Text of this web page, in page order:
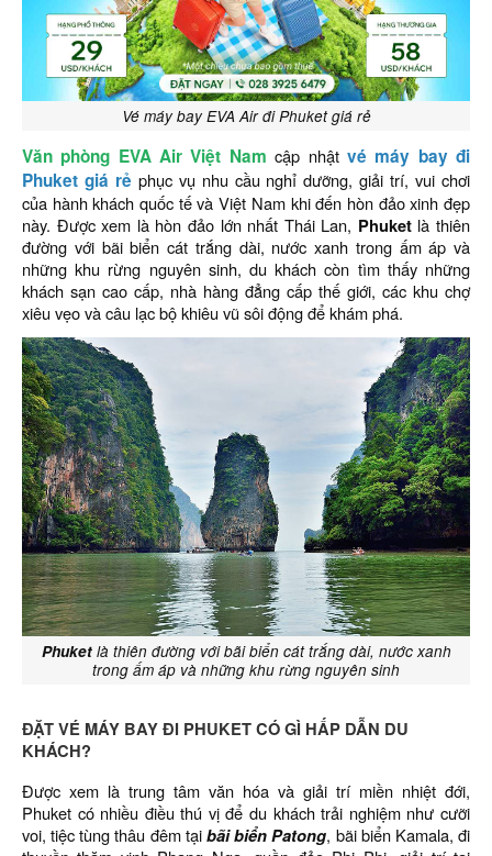
Vé máy bay EVA Air đi Phuket giá rẻ
Văn phòng EVA Air Việt Nam cập nhật vé máy bay đi
Phuket giá rẻ phục vụ nhu cầu nghỉ dưỡng, giải trí, vui chơi
của hành khách quốc tế và Việt Nam khi đến hòn đảo xinh đẹp
này. Được xem là hòn đảo lớn nhất Thái Lan, Phuketlà thiên
đường với bãi biển cát trắng dài, nước xanh trong ấm áp và
những khu rừng nguyên sinh, du khách còn tìm thấy những
khách sạn cao cấp, nhà hàng đẳng cấp thế giới, các khu chợ
xiêu vẹo và câu lạc bộ khiêu vũ sôi động để khám phá.
Phuketlà thiên đường với bãi biển cát trắng dài, nước xanh
trong ấm áp và những khu rừng nguyên sinh
ĐẶT VÉ MÁY BAY ĐI PHUKET CÓ GÌ HẤP DẪN DU
KHÁCH?
Được xem là trung tâm văn hóa và giải trí miền nhiệt đới,
Phuket có nhiều điều thú vị để du khách trải nghiệm như cưỡi
voi, tiệc tùng thâu đêm tạibãi biển Patong, bãi biển Kamala, đi